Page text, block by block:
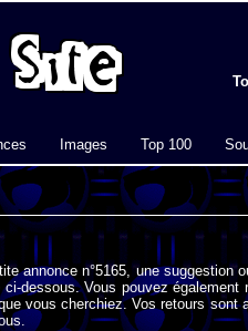
Images Top 100
annonce n°5165, une suggestion
dessous. Vous pouvez également
vous cherchiez. Vos retours sont